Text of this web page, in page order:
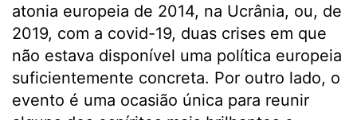
atonia europeia de 2014, na Ucrânia, ou, de
2019, com a covid-19, duas crises em que
não estava disponível uma política europeia
suficientemente concreta. Por outro lado, o
evento é uma ocasião única para reunir